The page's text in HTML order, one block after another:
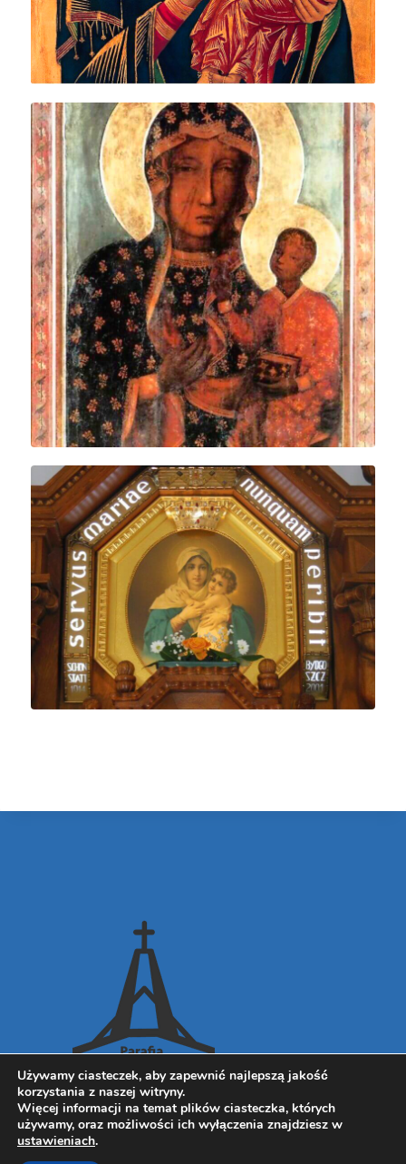
Używamy ciasteczek, aby zapewnić najlepszą jakość
korzystania z naszej witryny.
Więcej informacji na temat plików ciasteczka, których
używamy, oraz możliwości ich wyłączenia znajdziesz w
ustawieniach.